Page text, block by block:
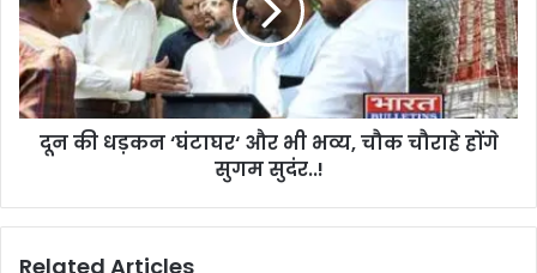
दून की धड़कन ‘घंटाघर‘ और भी भव्य, चौक चौराहे होंगे
सुगम सुदंर..!
Related Articles